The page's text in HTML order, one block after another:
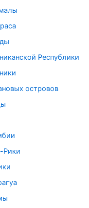
Республики
островов
Рики